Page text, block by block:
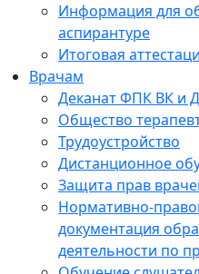
Информация для
аспирантуре
Итоговая
Врачам
Деканат ФПК ВК и
Общество
Трудоустройство
Дистанционное
Защита прав
Нормативно-
документация
деятельности по